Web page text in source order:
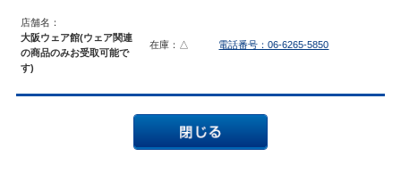
店舗名：
大阪ウェア館(ウェア関連
の商品のみお受取可能で
す)
在庫：△ 電話番号：06-6265-5850